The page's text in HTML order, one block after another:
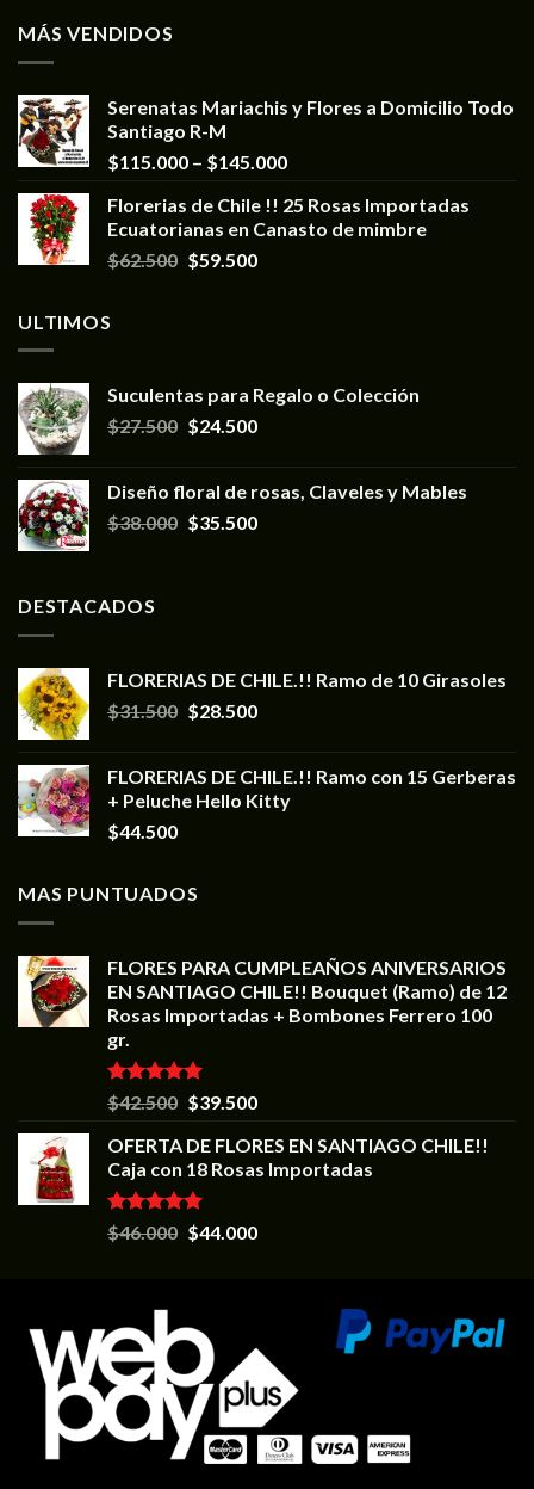
MÁS VENDIDOS
Serenatas Mariachis y Flores a Domicilio Todo
Santiago R-M
$115.000 – $145.000
Florerias de Chile !! 25 Rosas Importadas
Ecuatorianas en Canasto de mimbre
$62.500 $59.500
ULTIMOS
Suculentas para Regalo o Colección
$27.500 $24.500
Diseño floral de rosas, Claveles y Mables
$38.000 $35.500
DESTACADOS
FLORERIAS DE CHILE.!! Ramo de 10 Girasoles
$31.500 $28.500
FLORERIAS DE CHILE.!! Ramo con 15 Gerberas
+ Peluche Hello Kitty
$44.500
MAS PUNTUADOS
FLORES PARA CUMPLEAÑOS ANIVERSARIOS
EN SANTIAGO CHILE!! Bouquet (Ramo) de 12
Rosas Importadas + Bombones Ferrero 100
gr.
Valorado en
5.00
$42.500 $39.500
OFERTA DE FLORES EN SANTIAGO CHILE!!
Caja con 18 Rosas Importadas
Valorado en
5.00
$46.000 $44.000